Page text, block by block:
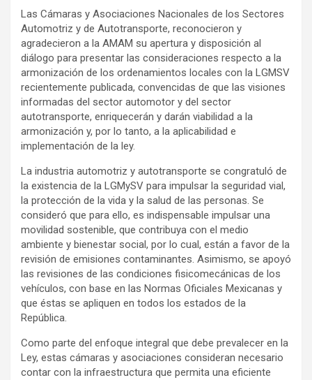
Las Cámaras y Asociaciones Nacionales de los Sectores
Automotriz y de Autotransporte, reconocieron y
agradecieron a la AMAM su apertura y disposición al
diálogo para presentar las consideraciones respecto a la
armonización de los ordenamientos locales con la LGMSV
recientemente publicada, convencidas de que las visiones
informadas del sector automotor y del sector
autotransporte, enriquecerán y darán viabilidad a la
armonización y, por lo tanto, a la aplicabilidad e
implementación de la ley.
La industria automotriz y autotransporte se congratuló de
la existencia de la LGMySV para impulsar la seguridad vial,
la protección de la vida y la salud de las personas. Se
consideró que para ello, es indispensable impulsar una
movilidad sostenible, que contribuya con el medio
ambiente y bienestar social, por lo cual, están a favor de la
revisión de emisiones contaminantes. Asimismo, se apoyó
las revisiones de las condiciones fisicomecánicas de los
vehículos, con base en las Normas Oficiales Mexicanas y
que éstas se apliquen en todos los estados de la
República.
Como parte del enfoque integral que debe prevalecer en la
Ley, estas cámaras y asociaciones consideran necesario
contar con la infraestructura que permita una eficiente